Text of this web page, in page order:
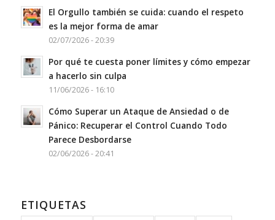
El Orgullo también se cuida: cuando el respeto
es la mejor forma de amar
02/07/2026 - 20:39
Por qué te cuesta poner límites y cómo empezar
a hacerlo sin culpa
11/06/2026 - 16:10
Cómo Superar un Ataque de Ansiedad o de
Pánico: Recuperar el Control Cuando Todo
Parece Desbordarse
02/06/2026 - 20:41
ETIQUETAS